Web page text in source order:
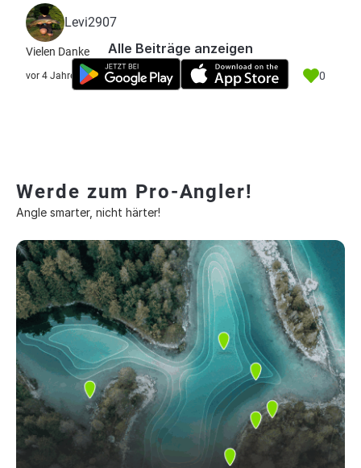
Levi2907
Vielen Danke
vor 4 Jahre 0
Alle Beiträge anzeigen
Werde zum Pro-Angler!
Angle smarter, nicht härter!